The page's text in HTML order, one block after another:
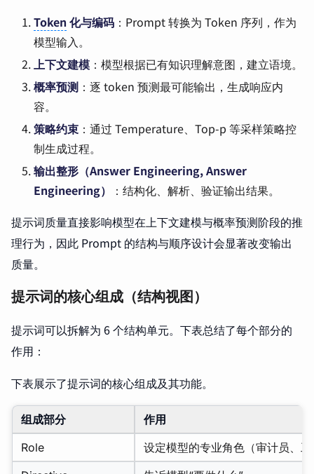
Token 化与编码 ：Prompt 转换为 Token 序列，作为
模型输入。
上下文建模 ：模型根据已有知识理解意图，建立语境。
概率预测 ：逐 token 预测最可能输出，生成响应内
容。
策略约束 ：通过 Temperature、Top-p 等采样策略控
制生成过程。
输出整形（Answer Engineering, Answer
Engineering）
：结构化、解析、验证输出结果。
提示词质量直接影响模型在上下文建模与概率预测阶段的推
理行为，因此 Prompt 的结构与顺序设计会显著改变输出
质量。
提示词的核心组成（结构视图）
提示词可以拆解为 6 个结构单元。下表总结了每个部分的
作用：
下表展示了提示词的核心组成及其功能。
组成部分
作用
Role
设定模型的专业角色（审计员、